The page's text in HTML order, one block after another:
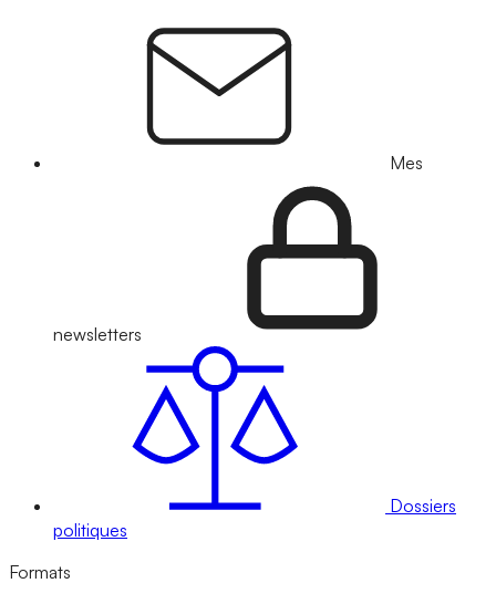
Mes
newsletters
Dossiers
politiques
Formats